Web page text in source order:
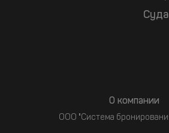
О компании
ООО "Система